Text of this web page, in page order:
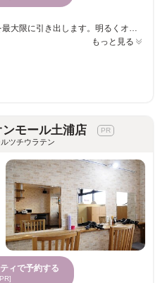
もっと見る
モール土浦店
ツチウラテン
ィで予約する